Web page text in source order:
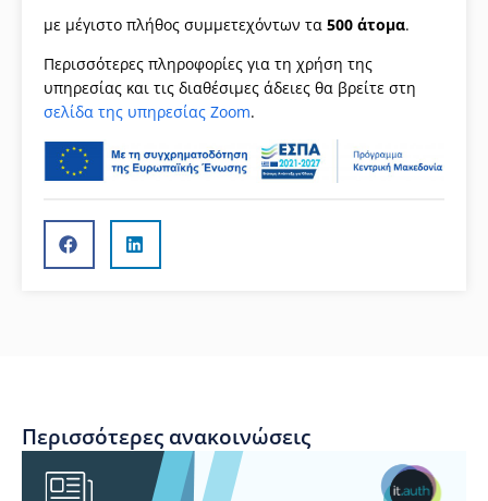
με μέγιστο πλήθος συμμετεχόντων τα 500 άτομα.
Περισσότερες πληροφορίες για τη χρήση της
υπηρεσίας και τις διαθέσιμες άδειες θα βρείτε στη
σελίδα της υπηρεσίας Zoom.
Περισσότερες ανακοινώσεις